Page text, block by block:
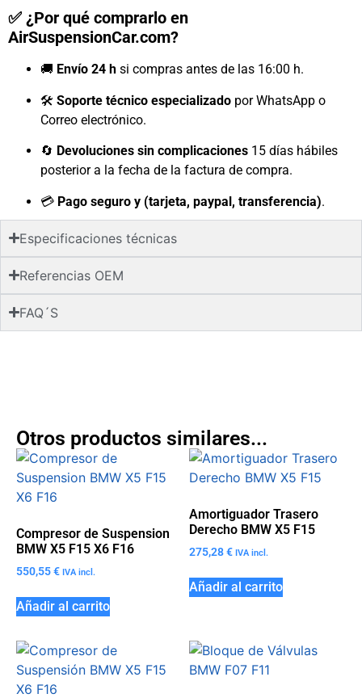
✅ ¿Por qué comprarlo en
AirSuspensionCar.com?
🚚 Envío 24 h si compras antes de las 16:00 h.
🛠️ Soporte técnico especializado por WhatsApp o
Correo electrónico.
🔄 Devoluciones sin complicaciones 15 días hábiles
posterior a la fecha de la factura de compra.
💳 Pago seguro y (tarjeta, paypal, transferencia).
Especificaciones técnicas
Referencias OEM
FAQ´S
Otros productos similares...
Compresor de Suspension
BMW X5 F15 X6 F16
550,55€ IVA incl.
Añadir al carrito
Amortiguador Trasero
Derecho BMW X5 F15
275,28€ IVA incl.
Añadir al carrito